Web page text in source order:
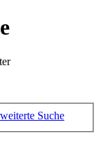
Suche